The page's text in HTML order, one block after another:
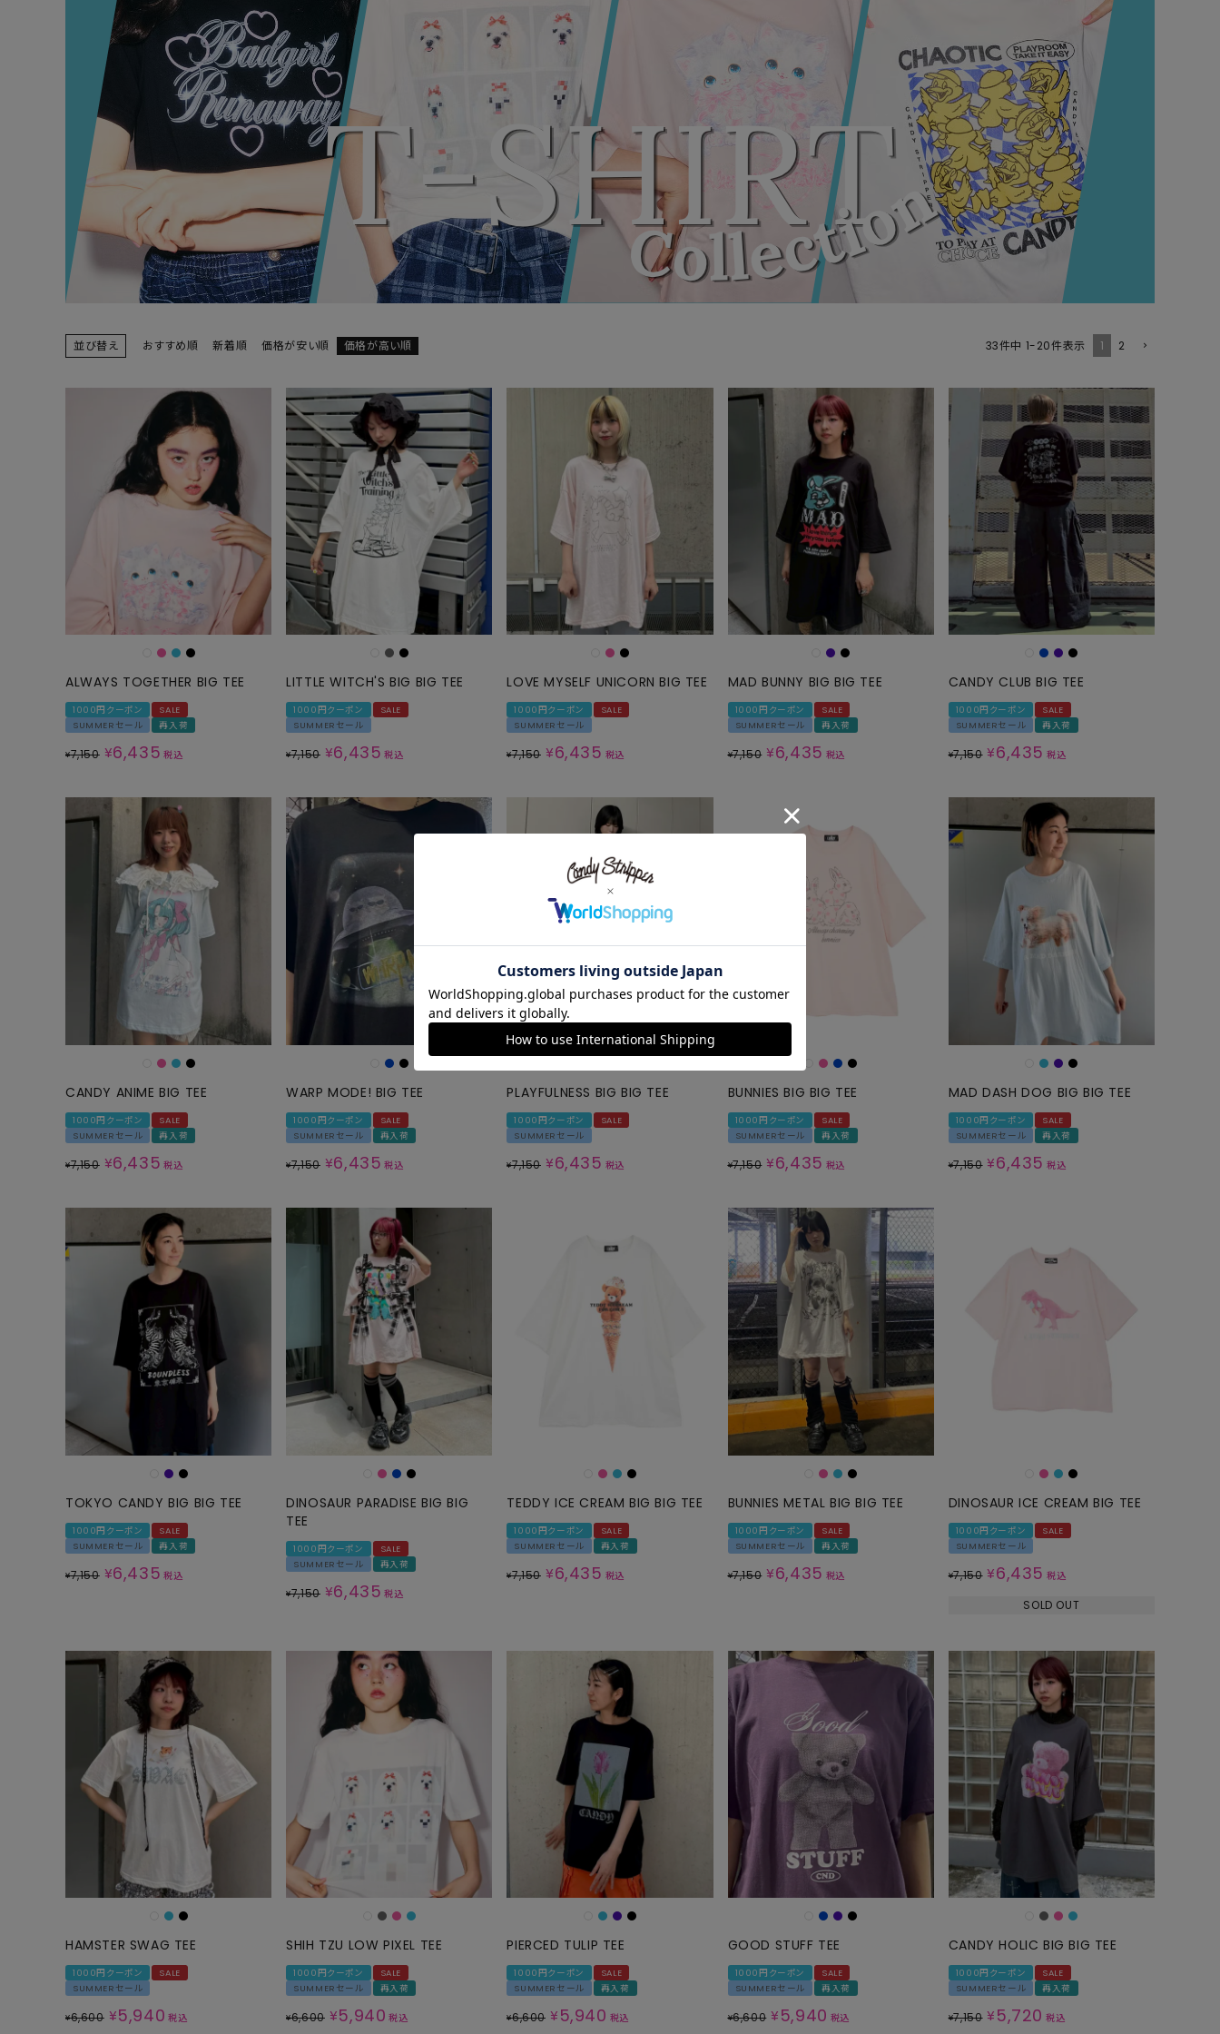
ONE PIECE
JUMPER SKIRT
ALL
PANTS
DENIM
SHORT PANTS
SALOPETTE
PEPE SALE
ALL
UMBRELLA
NECK WARMER
ACCESSORIES
SWIM WEAR
並び替え おすすめ順 新着順 価格が安い順 価格が高い順 33件中 1-20件表示 1 2
ALWAYS TOGETHER BIG TEE
1000円クーポン
SALE
SUMMERセール
再入荷
¥7,150 ¥6,435 税込
LITTLE WITCH'S BIG BIG TEE
1000円クーポン
SALE
SUMMERセール
¥7,150 ¥6,435 税込
LOVE MYSELF UNICORN BIG TEE
1000円クーポン
SALE
SUMMERセール
¥7,150 ¥6,435 税込
MAD BUNNY BIG BIG TEE
1000円クーポン
SALE
SUMMERセール
再入荷
¥7,150 ¥6,435 税込
CANDY CLUB BIG TEE
1000円クーポン
SALE
SUMMERセール
再入荷
¥7,150 ¥6,435 税込
CANDY ANIME BIG TEE
1000円クーポン
SALE
SUMMERセール
再入荷
¥7,150 ¥6,435 税込
WARP MODE! BIG TEE
1000円クーポン
SALE
SUMMERセール
再入荷
¥7,150 ¥6,435 税込
PLAYFULNESS BIG BIG TEE
1000円クーポン
SALE
SUMMERセール
¥7,150 ¥6,435 税込
BUNNIES BIG BIG TEE
1000円クーポン
SALE
SUMMERセール
再入荷
¥7,150 ¥6,435 税込
MAD DASH DOG BIG BIG TEE
1000円クーポン
SALE
SUMMERセール
再入荷
¥7,150 ¥6,435 税込
TOKYO CANDY BIG BIG TEE
1000円クーポン
SALE
SUMMERセール
再入荷
¥7,150 ¥6,435 税込
DINOSAUR PARADISE BIG BIG
TEE
1000円クーポン
SALE
SUMMERセール
再入荷
¥7,150 ¥6,435 税込
TEDDY ICE CREAM BIG BIG TEE
1000円クーポン
SALE
SUMMERセール
再入荷
¥7,150 ¥6,435 税込
BUNNIES METAL BIG BIG TEE
1000円クーポン
SALE
SUMMERセール
再入荷
¥7,150 ¥6,435 税込
DINOSAUR ICE CREAM BIG TEE
1000円クーポン
SALE
SUMMERセール
¥7,150 ¥6,435 税込
SOLD OUT
HAMSTER SWAG TEE
1000円クーポン
SALE
SUMMERセール
¥6,600 ¥5,940 税込
SHIH TZU LOW PIXEL TEE
1000円クーポン
SALE
SUMMERセール
再入荷
¥6,600 ¥5,940 税込
PIERCED TULIP TEE
1000円クーポン
SALE
SUMMERセール
再入荷
¥6,600 ¥ 5,940 税込
GOOD STUFF TEE
1000円クーポン
SALE
SUMMERセール
再入荷
¥6,600 ¥ 5,940 税込
CANDY HOLIC BIG BIG TEE
1000円クーポン
SALE
SUMMERセール
再入荷
¥7,150 ¥ 5,720 税込